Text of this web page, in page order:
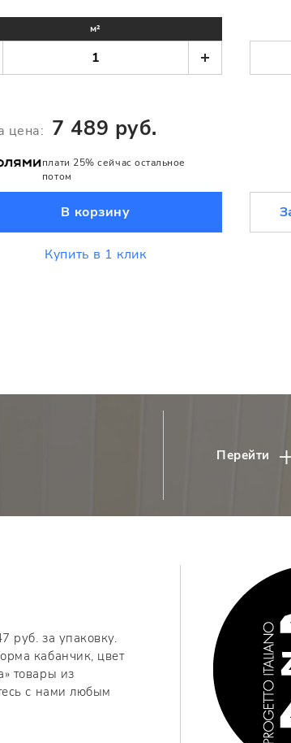
м²
цена: 7 489 руб.
плати 25% сейчас остальное
потом
В корзину
Купить в 1 клик
Перейти
руб. за упаковку.
кабанчик, цвет
товары из
с нами любым